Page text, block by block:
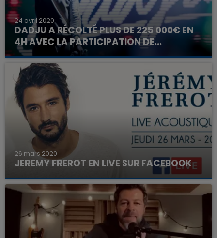
24 avril 2020
DADJU A RÉCOLTÉ PLUS DE 225 000€ EN
4H AVEC LA PARTICIPATION DE...
26 mars 2020
JEREMY FREROT EN LIVE SUR FACEBOOK